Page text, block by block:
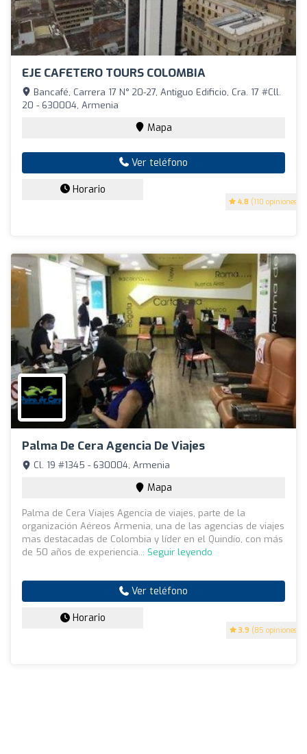
EJE CAFETERO TOURS COLOMBIA
4.8 (110 opiniones)
Bancafé, Carrera 17 N° 20-27, Antiguo Edificio, Cra. 17 #Cll.
20 - 630004, Armenia
Mapa
Ver teléfono
Horario
Palma De Cera Agencia De Viajes
3.9 (85 opiniones)
Cl. 19 #1345 - 630004, Armenia
Mapa
Palma de Cera Viajes Agencia de viajes, parte de la
organización Aéreos Armenia, una de las agencias de viajes
mas destacadas de Colombia y líder en el Quindío, con más
de 50 años de experiencia... Seguir leyendo
Ver teléfono
Horario